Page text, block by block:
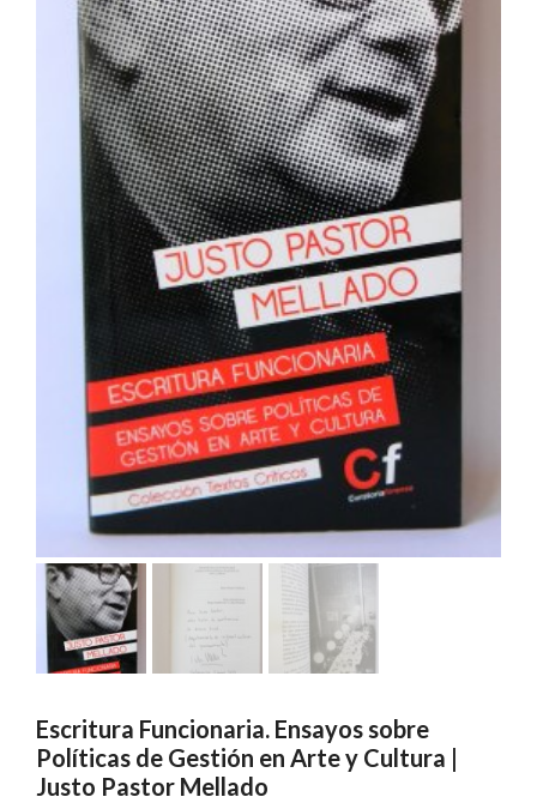
Escritura Funcionaria. Ensayos sobre
Políticas de Gestión en Arte y Cultura |
Justo Pastor Mellado